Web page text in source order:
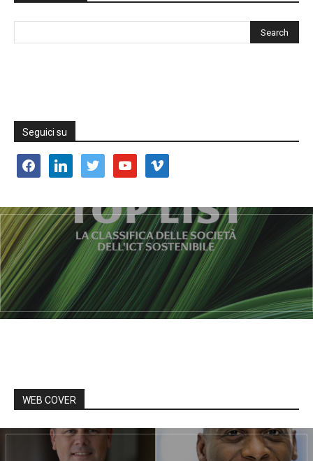
Seguici su
facebooklinkedin twitter youtube vimeo
WEB COVER